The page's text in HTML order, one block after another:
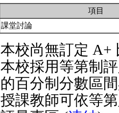
項目
課堂討論
本校尚無訂定 A+
本校採用等第制
的百分制分數區
授課教師可依等